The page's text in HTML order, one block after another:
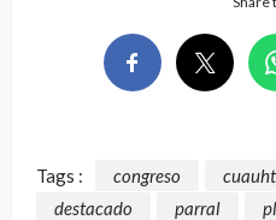
Tags : congreso
destacado
parral